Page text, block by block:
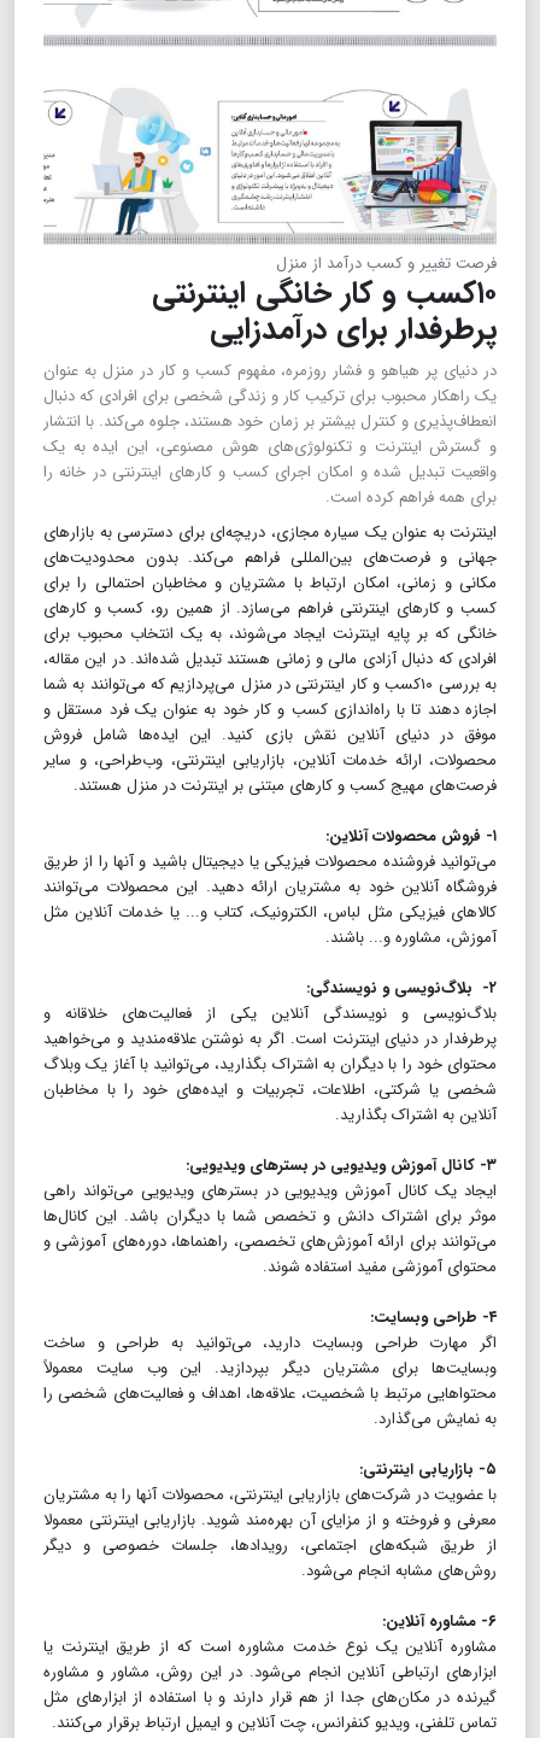
فرصت تغییر و کسب درآمد از منزل
۱۰کسب و کار خانگی اینترنتی
پرطرفدار برای درآمدزایی
در دنیای پر هیاهو و فشار روزمره، مفهوم کسب و کار در منزل به عنوان
یک راهکار محبوب برای ترکیب کار و زندگی شخصی برای افرادی که دنبال
انعطاف‌پذیری و کنترل بیشتر بر زمان خود هستند، جلوه می‌کند. با انتشار
و گسترش اینترنت و تکنولوژی‌های هوش مصنوعی، این ایده به یک
واقعیت تبدیل شده و امکان اجرای کسب و کارهای اینترنتی در خانه را
برای همه فراهم کرده است.
اینترنت به عنوان یک سیاره مجازی، دریچه‌ای برای دسترسی به بازارهای
جهانی و فرصت‌های بین‌المللی فراهم می‌کند. بدون محدودیت‌های
مکانی و زمانی، امکان ارتباط با مشتریان و مخاطبان احتمالی را برای
کسب و کارهای اینترنتی فراهم می‌سازد. از همین رو، کسب و کارهای
خانگی که بر پایه اینترنت ایجاد می‌شوند، به یک انتخاب محبوب برای
افرادی که دنبال آزادی مالی و زمانی هستند تبدیل شده‌اند. در این مقاله،
به بررسی ۱۰کسب و کار اینترنتی در منزل می‌پردازیم که می‌توانند به شما
اجازه دهند تا با راه‌اندازی کسب و کار خود به عنوان یک فرد مستقل و
موفق در دنیای آنلاین نقش بازی کنید. این ایده‌ها شامل فروش
محصولات، ارائه خدمات آنلاین، بازاریابی اینترنتی، وب‌طراحی، و سایر
فرصت‌های مهیج کسب و کارهای مبتنی بر اینترنت در منزل هستند.
۱- فروش محصولات آنلاین:
می‌توانید فروشنده محصولات فیزیکی یا دیجیتال باشید و آنها را از طریق
فروشگاه آنلاین خود به مشتریان ارائه دهید. این محصولات می‌توانند
کالاهای فیزیکی مثل لباس، الکترونیک، کتاب و... یا خدمات آنلاین مثل
آموزش، مشاوره و... باشند.
۲- بلاگ‌نویسی و نویسندگی:
بلاگ‌نویسی و نویسندگی آنلاین یکی از فعالیت‌های خلاقانه و
پرطرفدار در دنیای اینترنت است. اگر به نوشتن علاقه‌مندید و می‌خواهید
محتوای خود را با دیگران به اشتراک بگذارید، می‌توانید با آغاز یک وبلاگ
شخصی یا شرکتی، اطلاعات، تجربیات و ایده‌های خود را با مخاطبان
آنلاین به اشتراک بگذارید.
۳- کانال آموزش ویدیویی در بسترهای ویدیویی:
ایجاد یک کانال آموزش ویدیویی در بسترهای ویدیویی می‌تواند راهی
موثر برای اشتراک دانش و تخصص شما با دیگران باشد. این کانال‌ها
می‌توانند برای ارائه آموزش‌های تخصصی، راهنماها، دوره‌های آموزشی و
محتوای آموزشی مفید استفاده شوند.
۴- طراحی وبسایت:
اگر مهارت طراحی وبسایت دارید، می‌توانید به طراحی و ساخت
وبسایت‌ها برای مشتریان دیگر بپردازید. این وب سایت معمولاً
محتواهایی مرتبط با شخصیت، علاقه‌ها، اهداف و فعالیت‌های شخصی را
به نمایش می‌گذارد.
۵- بازاریابی اینترنتی:
با عضویت در شرکت‌های بازاریابی اینترنتی، محصولات آنها را به مشتریان
معرفی و فروخته و از مزایای آن بهره‌مند شوید. بازاریابی اینترنتی معمولا
از طریق شبکه‌های اجتماعی، رویدادها، جلسات خصوصی و دیگر
روش‌های مشابه انجام می‌شود.
۶- مشاوره آنلاین:
مشاوره آنلاین یک نوع خدمت مشاوره است که از طریق اینترنت یا
ابزارهای ارتباطی آنلاین انجام می‌شود. در این روش، مشاور و مشاوره
گیرنده در مکان‌های جدا از هم قرار دارند و با استفاده از ابزارهای مثل
تماس تلفنی، ویدیو کنفرانس، چت آنلاین و ایمیل ارتباط برقرار می‌کنند.